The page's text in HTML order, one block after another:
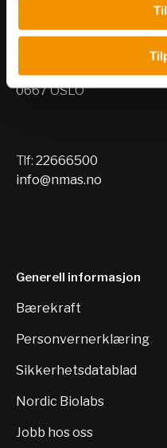
0667 OSLO
Nils Hansens vei 10
0667 OSLO
Tlf: 22666500
info@nmas.no
Generell informasjon
Bærekraft
Personvernerklæring
Sikkerhetsdatablad
Nordic Biolabs
Jobb hos oss